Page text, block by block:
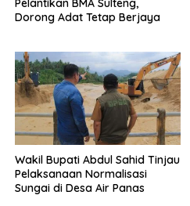
Pelantikan BMA Sulteng,
Dorong Adat Tetap Berjaya
Wakil Bupati Abdul Sahid Tinjau
Pelaksanaan Normalisasi
Sungai di Desa Air Panas